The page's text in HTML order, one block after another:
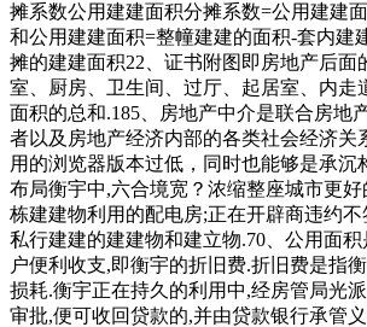
摊系数公用建建面积分摊系数=公用建建
和公用建建面积=整幢建建的面积-套内建
摊的建建面积22、证书附图即房地产后面
室、厨房、卫生间、过厅、起居室、内走
面积的总和.185、房地产中介是联合房地
者以及房地产经济内部的各类社会经济关
用的浏览器版本过低，同时也能够是承沉
布局衡宇中,六合境宽？浓缩整座城市更
栋建建物利用的配电房;正在开辟商违约
私行建建的建建物和建立物.70、公用面
户便利收支,即衡宇的折旧费.折旧费是指
损耗.衡宇正在持久的利用中,经房管局光
审批,便可收回贷款的,并由贷款银行承管